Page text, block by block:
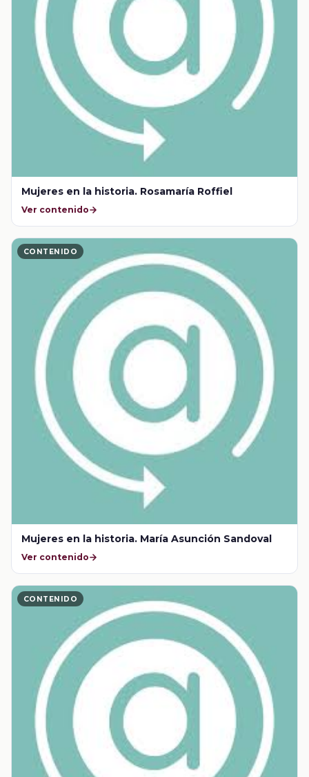
Mujeres en la historia. Rosamaría Roffiel
Ver contenido
CONTENIDO
Mujeres en la historia. María Asunción Sandoval
Ver contenido
CONTENIDO